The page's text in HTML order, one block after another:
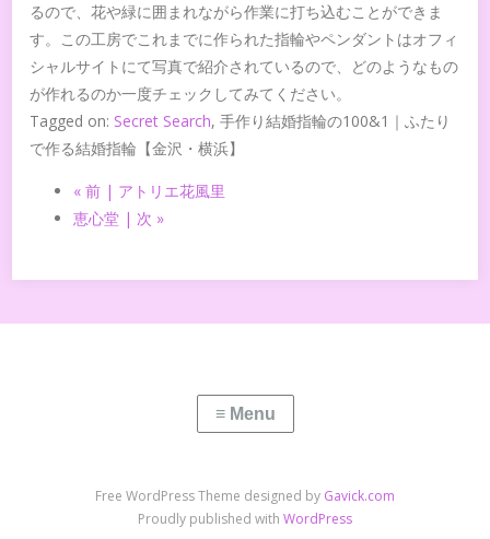
るので、花や緑に囲まれながら作業に打ち込むことができま
す。この工房でこれまでに作られた指輪やペンダントはオフィ
シャルサイトにて写真で紹介されているので、どのようなもの
が作れるのか一度チェックしてみてください。
Tagged on: Secret Search, 手作り結婚指輪の100&1｜ふたり
で作る結婚指輪【金沢・横浜】
« 前 | アトリエ花風里
恵心堂 | 次 »
Free WordPress Theme designed by Gavick.com
Proudly published with WordPress